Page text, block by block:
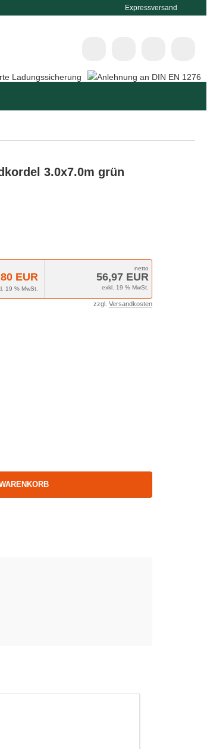
Expressversand
3.0x7.0m grün
EUR
19 % MwSt.
56,97 EUR
exkl. 19 % MwSt.
zzgl. Versandkosten